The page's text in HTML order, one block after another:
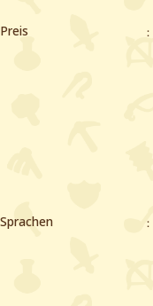
Preis
Sprachen